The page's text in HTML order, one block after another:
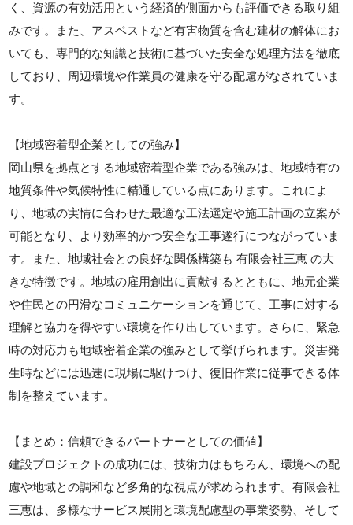
く、資源の有効活用という経済的側面からも評価できる取り組
みです。また、アスベストなど有害物質を含む建材の解体にお
いても、専門的な知識と技術に基づいた安全な処理方法を徹底
しており、周辺環境や作業員の健康を守る配慮がなされていま
す。
【地域密着型企業としての強み】
岡山県を拠点とする地域密着型企業である強みは、地域特有の
地質条件や気候特性に精通している点にあります。これによ
り、地域の実情に合わせた最適な工法選定や施工計画の立案が
可能となり、より効率的かつ安全な工事遂行につながっていま
す。また、地域社会との良好な関係構築も 有限会社三恵 の大
きな特徴です。地域の雇用創出に貢献するとともに、地元企業
や住民との円滑なコミュニケーションを通じて、工事に対する
理解と協力を得やすい環境を作り出しています。さらに、緊急
時の対応力も地域密着企業の強みとして挙げられます。災害発
生時などには迅速に現場に駆けつけ、復旧作業に従事できる体
制を整えています。
【まとめ：信頼できるパートナーとしての価値】
建設プロジェクトの成功には、技術力はもちろん、環境への配
慮や地域との調和など多角的な視点が求められます。有限会社
三恵は、多様なサービス展開と環境配慮型の事業姿勢、そして